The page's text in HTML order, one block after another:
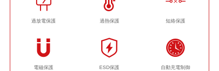
過放電保護 過熱保護 短絡保護
電磁保護 ESD保護 自動充電制御